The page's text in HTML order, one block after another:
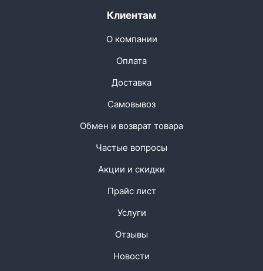
Клиентам
О компании
Оплата
Доставка
Самовывоз
Обмен и возврат товара
Частые вопросы
Акции и скидки
Прайс лист
Услуги
Отзывы
Новости